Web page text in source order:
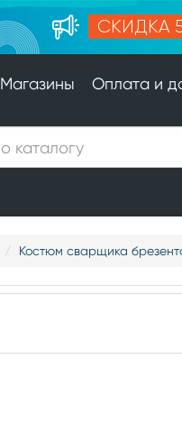
СКИДКА
Магазины Оплата и
Костюм сварщика